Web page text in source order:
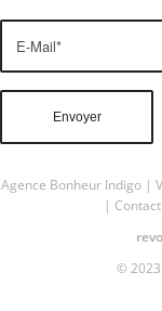
Agence Bonheur Indigo|
| Contact
©